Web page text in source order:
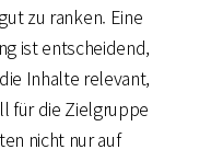
zu ranken. Eine
ist entscheidend,
Inhalte relevant,
für die Zielgruppe
nicht nur auf